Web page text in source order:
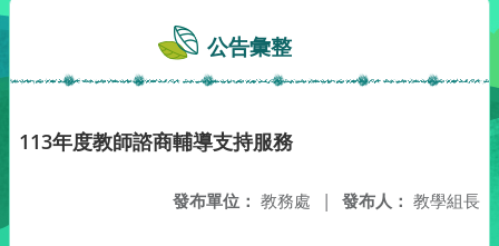
公告彙整
113年度教師諮商輔導支持服務
發布人： 教學組長
發布單位： 教務處 |